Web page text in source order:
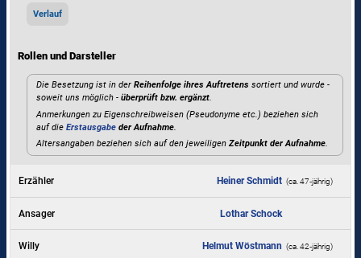
Verlauf
Rollen und Darsteller
Die Besetzung ist in derReihenfolge ihres Auftretens sortiert und wurde -
soweit uns möglich -überprüft bzw. ergänzt.
Anmerkungen zu Eigenschreibweisen (Pseudonyme etc.) beziehen sich
auf dieErstausgabe der Aufnahme.
Altersangaben beziehen sich auf den jeweiligenZeitpunkt der Aufnahme.
Erzähler Heiner Schmidt (ca. 47‑jährig)
Ansager Lothar Schock
Willy Helmut Wöstmann (ca. 42‑jährig)